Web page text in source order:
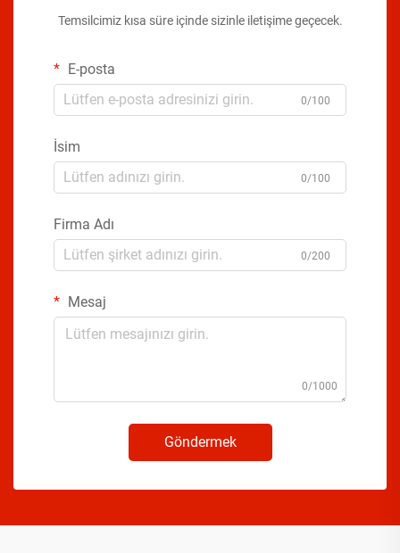
Temsilcimiz kısa süre içinde sizinle iletişime geçecek.
E-posta
0/100
İsim
0/100
Firma Adı
0/200
Mesaj
0/1000
Göndermek